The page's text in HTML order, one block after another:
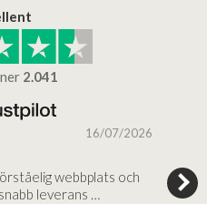
2.041
16/07/2026
webbplats och
leverans …
Jag